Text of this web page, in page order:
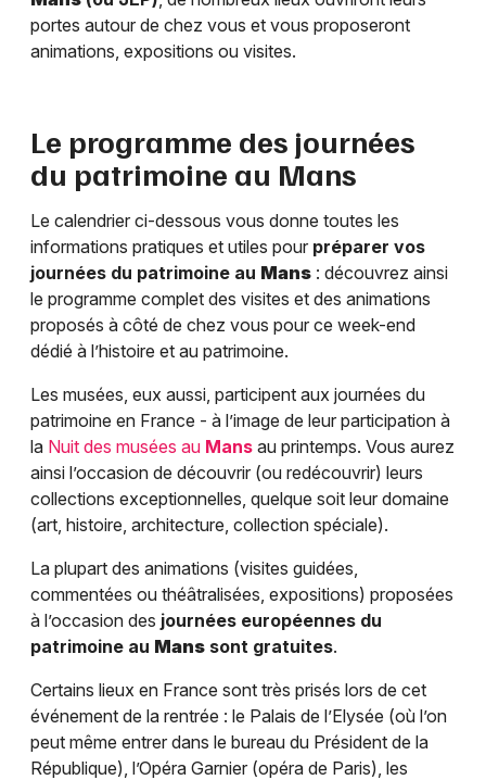
portes autour de chez vous et vous proposeront
animations, expositions ou visites.
Le programme des journées
du patrimoine au Mans
Le calendrier ci-dessous vous donne toutes les
informations pratiques et utiles pour préparer vos
journées du patrimoine au Mans : découvrez ainsi
le programme complet des visites et des animations
proposés à côté de chez vous pour ce week-end
dédié à l’histoire et au patrimoine.
Les musées, eux aussi, participent aux journées du
patrimoine en France - à l’image de leur participation à
la Nuit des musées au Mans au printemps. Vous aurez
ainsi l’occasion de découvrir (ou redécouvrir) leurs
collections exceptionnelles, quelque soit leur domaine
(art, histoire, architecture, collection spéciale).
La plupart des animations (visites guidées,
commentées ou théâtralisées, expositions) proposées
à l’occasion des journées européennes du
patrimoine au Mans sont gratuites.
Certains lieux en France sont très prisés lors de cet
événement de la rentrée : le Palais de l’Elysée (où l’on
peut même entrer dans le bureau du Président de la
République), l’Opéra Garnier (opéra de Paris), les